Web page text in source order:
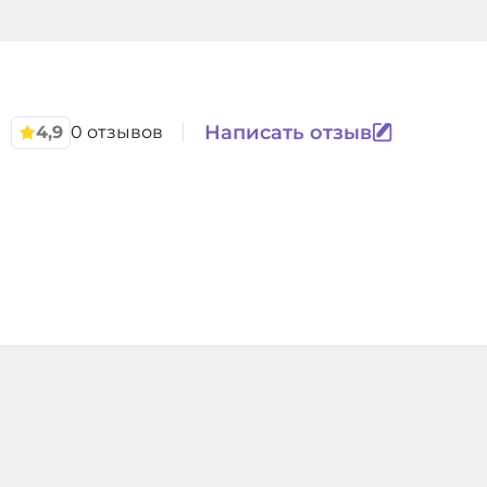
4,9 0 отзывов Написать отзыв